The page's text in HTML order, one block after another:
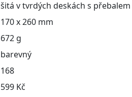
šitá v tvrdých deskách s přebalem
170 x 260 mm
672 g
barevný
168
599 Kč